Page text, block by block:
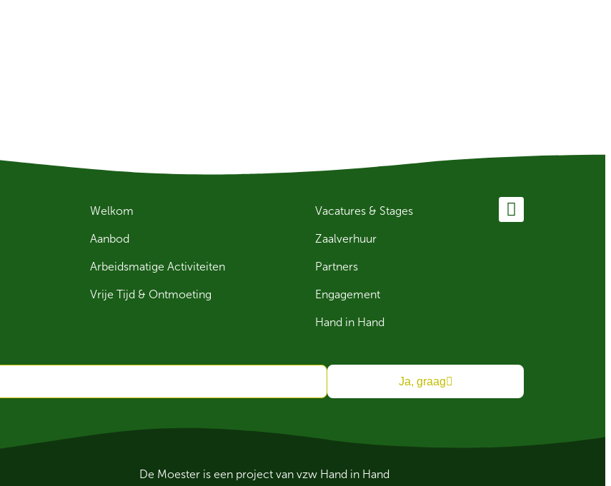
Welkom
Aanbod
Arbeidsmatige Activiteiten
Vrije Tijd & Ontmoeting
Vacatures & Stages
Zaalverhuur
Partners
Engagement
Hand in Hand
Ja, graag
De Moester is een project van vzw Hand in Hand